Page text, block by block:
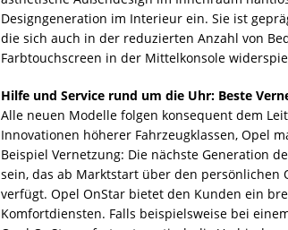
Designgeneration im Interieur ein. Sie ist
die sich auch in der reduzierten Anzahl von
Farbtouchscreen in der Mittelkonsole
Hilfe und Service rund um die Uhr: Beste
Alle neuen Modelle folgen konsequent dem
Innovationen höherer Fahrzeugklassen, Opel
Beispiel Vernetzung: Die nächste Generation
sein, das ab Marktstart über den persönlichen
verfügt. Opel OnStar bietet den Kunden ein
Komfortdiensten. Falls beispielsweise bei